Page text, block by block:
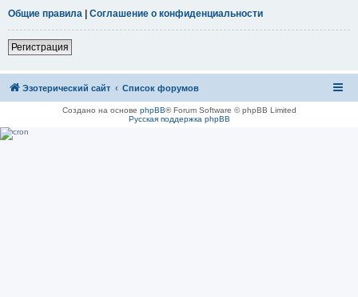
Общие правила | Соглашение о конфиденциальности
Регистрация
Эзотерический сайт Список форумов
Создано на основе phpBB® Forum Software © phpBB Limited
Русская поддержка phpBB